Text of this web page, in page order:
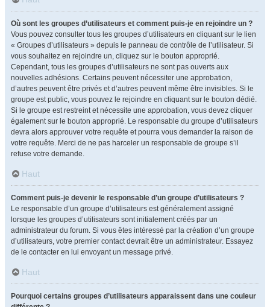
Où sont les groupes d’utilisateurs et comment puis-je en rejoindre un ?
Vous pouvez consulter tous les groupes d’utilisateurs en cliquant sur le lien
« Groupes d’utilisateurs » depuis le panneau de contrôle de l’utilisateur. Si
vous souhaitez en rejoindre un, cliquez sur le bouton approprié.
Cependant, tous les groupes d’utilisateurs ne sont pas ouverts aux
nouvelles adhésions. Certains peuvent nécessiter une approbation,
d’autres peuvent être privés et d’autres peuvent même être invisibles. Si le
groupe est public, vous pouvez le rejoindre en cliquant sur le bouton dédié.
Si le groupe est restreint et nécessite une approbation, vous devez cliquer
également sur le bouton approprié. Le responsable du groupe d’utilisateurs
devra alors approuver votre requête et pourra vous demander la raison de
votre requête. Merci de ne pas harceler un responsable de groupe s’il
refuse votre demande.
Haut
Comment puis-je devenir le responsable d’un groupe d’utilisateurs ?
Le responsable d’un groupe d’utilisateurs est généralement assigné
lorsque les groupes d’utilisateurs sont initialement créés par un
administrateur du forum. Si vous êtes intéressé par la création d’un groupe
d’utilisateurs, votre premier contact devrait être un administrateur. Essayez
de le contacter en lui envoyant un message privé.
Haut
Pourquoi certains groupes d’utilisateurs apparaissent dans une couleur